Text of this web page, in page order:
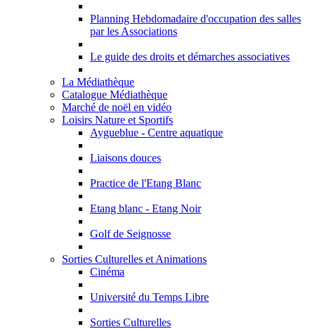
Planning Hebdomadaire d'occupation des salles
par les Associations
Le guide des droits et démarches associatives
La Médiathèque
Catalogue Médiathèque
Marché de noël en vidéo
Loisirs Nature et Sportifs
Aygueblue - Centre aquatique
Liaisons douces
Practice de l'Etang Blanc
Etang blanc - Etang Noir
Golf de Seignosse
Sorties Culturelles et Animations
Cinéma
Université du Temps Libre
Sorties Culturelles